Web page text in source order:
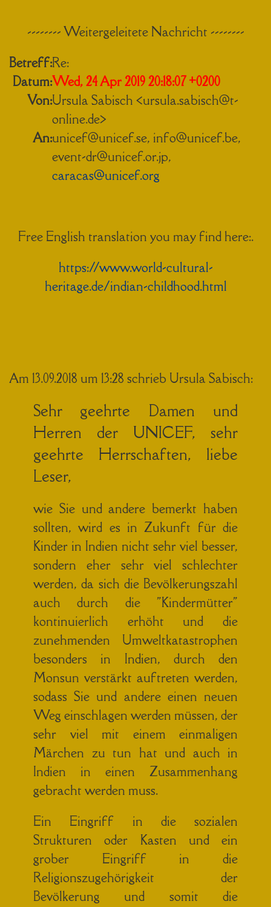
-------- Weitergeleitete Nachricht --------
Betreff:Re:
Datum:Wed, 24 Apr 2019 20:18:07 +0200
Von:Ursula Sabisch <ursula.sabisch@t-
online.de>
An:unicef@unicef.se, info@unicef.be,
event-dr@unicef.or.jp,
caracas@unicef.org
Free English translation you may find here:.
https://www.world-cultural-
heritage.de/indian-childhood.html
Am 13.09.2018 um 13:28 schrieb Ursula Sabisch:
Sehr geehrte Damen und
Herren der UNICEF, sehr
geehrte Herrschaften, liebe
Leser,
wie Sie und andere bemerkt haben
sollten, wird es in Zukunft für die
Kinder in Indien nicht sehr viel besser,
sondern eher sehr viel schlechter
werden, da sich die Bevölkerungszahl
auch durch die "Kindermütter"
kontinuierlich erhöht und die
zunehmenden Umweltkatastrophen
besonders in Indien, durch den
Monsun verstärkt auftreten werden,
sodass Sie und andere einen neuen
Weg einschlagen werden müssen, der
sehr viel mit einem einmaligen
Märchen zu tun hat und auch in
Indien in einen Zusammenhang
gebracht werden muss.
Ein Eingriff in die sozialen
Strukturen oder Kasten und ein
grober Eingriff in die
Religionszugehörigkeit der
Bevölkerung und somit die